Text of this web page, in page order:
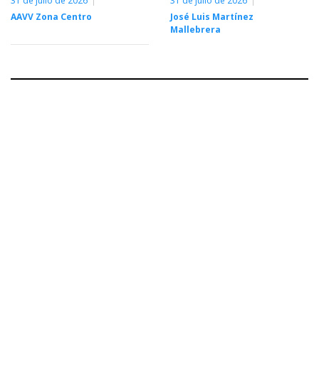
AAVV Zona Centro
José Luis Martínez
Mallebrera